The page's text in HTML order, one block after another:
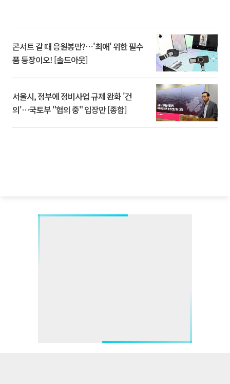
콘서트 갈 때 응원봉만?⋯'최애' 위한 필수
품 등장이오! [솔드아웃]
서울시, 정부에 정비사업 규제 완화 '건
의'⋯국토부 "협의 중" 입장만 [종합]